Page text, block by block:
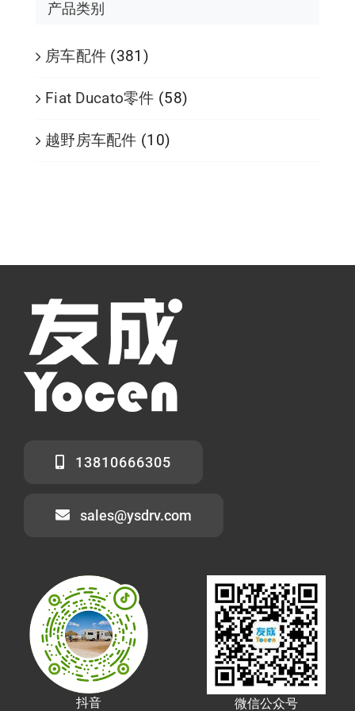
产品类别
房车配件 (381)
Fiat Ducato零件 (58)
越野房车配件 (10)
13810666305
sales@ysdrv.com
抖音 微信公众号